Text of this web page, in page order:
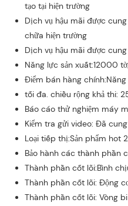
tạo tại hiện trường
Dịch vụ hậu mãi được
chữa hiện trường
Dịch vụ hậu mãi được
Năng lực sản xuất:12000
Điểm bán hàng
tối đa. chiều rộng khả thi:
Báo cáo thử nghiệm máy
Kiểm tra gửi video: Đã
Loại tiếp thị:Sản phẩm hot
Bảo hành các thành phần
Thành phần cốt lõi:Bình
Thành phần cốt lõi: Động
Thành phần cốt lõi: Vòng bi